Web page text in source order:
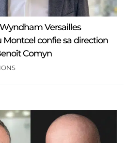
Versailles
confie sa direction
Comyn